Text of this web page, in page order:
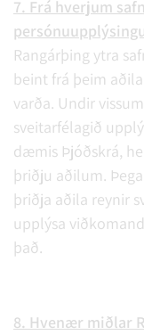
7. Frá hverjum
Rangárþing ytra
beint frá þeim
varða. Undir
sveitarfélagið
dæmis Þjóðskrá,
þriðju aðilum.
þriðja aðila reynir
upplýsa
það.
8. Hvenær miðlar